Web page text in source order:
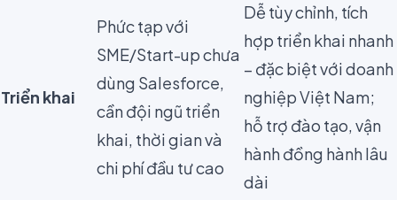
Triển khai
Phức tạp với
SME/Start-up chưa
dùng Salesforce,
cần đội ngũ triển
khai, thời gian và
chi phí đầu tư cao
Dễ tùy chỉnh, tích
hợp triển khai nhanh
– đặc biệt với doanh
nghiệp Việt Nam;
hỗ trợ đào tạo, vận
hành đồng hành lâu
dài